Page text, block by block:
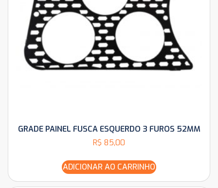
GRADE PAINEL FUSCA ESQUERDO 3 FUROS 52MM
R$ 85,00
ADICIONAR AO CARRINHO